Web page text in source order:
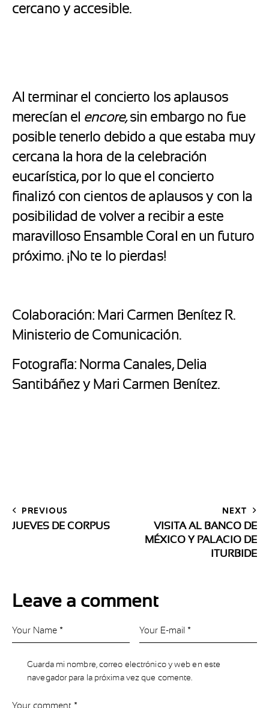
cercano y accesible.
Al terminar el concierto los aplausos
merecían el encore,sin embargo no fue
posible tenerlo debido a que estaba muy
cercana la hora de la celebración
eucarística, por lo que el concierto
finalizó con cientos de aplausos y con la
posibilidad de volver a recibir a este
maravilloso Ensamble Coral en un futuro
próximo. ¡No te lo pierdas!
Colaboración: Mari Carmen Benítez R.
Ministerio de Comunicación.
Fotografía: Norma Canales, Delia
Santibáñez y Mari Carmen Benítez.
PREVIOUS
JUEVES DE CORPUS
NEXT
VISITA AL BANCO DE
MÉXICO Y PALACIO DE
ITURBIDE
Leave a comment
Guarda mi nombre, correo electrónico y web en este
navegador para la próxima vez que comente.